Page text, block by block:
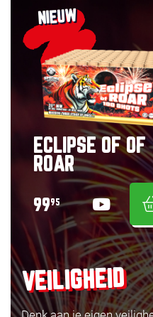
NIEUW
ECLIPSE OF OF
ROAR
9995
VEILIGHEID